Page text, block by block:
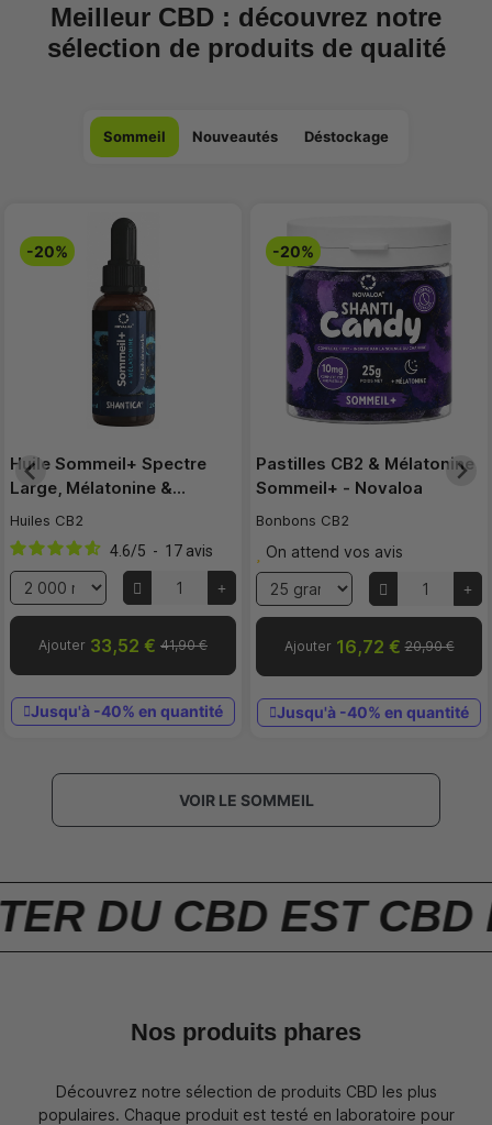
Meilleur CBD : découvrez notre
sélection de produits de qualité
Sommeil Nouveautés Déstockage
-20%
Huile Sommeil+ Spectre
Large, Mélatonine &…
Huiles CB2
4.6/5 - 17 avis
Ajouter 33,52 € 41,90 €
Jusqu'à -40% en quantité
-20%
Pastilles CB2 & Mélatonine
Sommeil+ - Novaloa
Bonbons CB2
On attend vos avis
Ajouter 16,72 € 20,90 €
Jusqu'à -40% en quantité
VOIR LE SOMMEIL
CBD EST CBD
Nos produits phares
Découvrez notre sélection de produits CBD les plus
populaires. Chaque produit est testé en laboratoire pour